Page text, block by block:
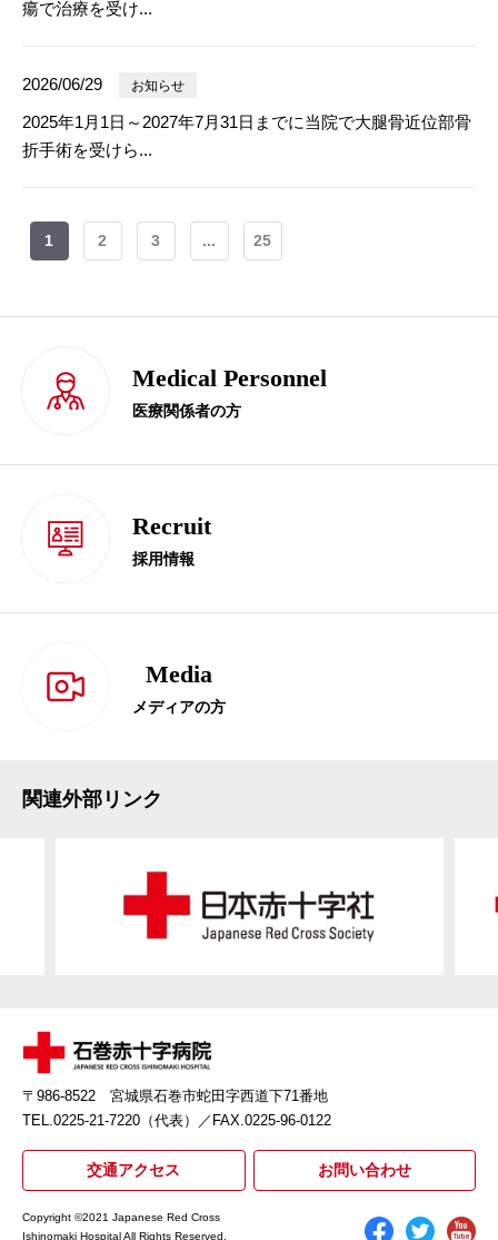
瘍で治療を受け...
2026/06/29 お知らせ
2025年1月1日～2027年7月31日までに当院で大腿骨近位部骨
折手術を受けら...
1 2 3 ... 25
Medical Personnel
医療関係者の方
Recruit
採用情報
Media
メディアの方
関連外部リンク
〒986-8522 宮城県石巻市蛇田字西道下71番地
TEL.0225-21-7220（代表）
／FAX.0225-96-0122
交通アクセス お問い合わせ
Copyright ©2021 Japanese Red Cross
Ishinomaki Hospital All Rights Reserved.